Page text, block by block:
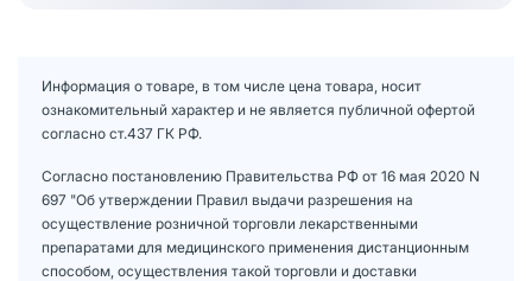
Информация о товаре, в том числе цена товара, носит
ознакомительный характер и не является публичной офертой
согласно ст.437 ГК РФ.
Согласно постановлению Правительства РФ от 16 мая 2020 N
697 "Об утверждении Правил выдачи разрешения на
осуществление розничной торговли лекарственными
препаратами для медицинского применения дистанционным
способом, осуществления такой торговли и доставки